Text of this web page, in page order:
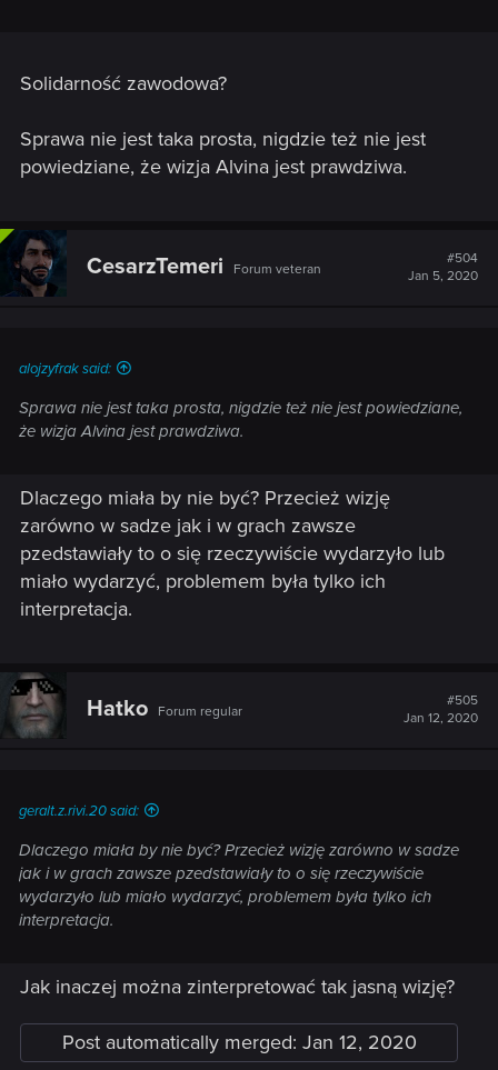
Solidarność zawodowa?
Sprawa nie jest taka prosta, nigdzie też nie jest
powiedziane, że wizja Alvina jest prawdziwa.
CesarzTemeri Forum veteran
#504
Jan 5, 2020
alojzyfrak said:
Sprawa nie jest taka prosta, nigdzie też nie jest powiedziane,
że wizja Alvina jest prawdziwa.
Dlaczego miała by nie być? Przecież wizję
zarówno w sadze jak i w grach zawsze
pzedstawiały to o się rzeczywiście wydarzyło lub
miało wydarzyć, problemem była tylko ich
interpretacja.
Hatko Forum regular
#505
Jan 12, 2020
geralt.z.rivi.20 said:
Dlaczego miała by nie być? Przecież wizję zarówno w sadze
jak i w grach zawsze pzedstawiały to o się rzeczywiście
wydarzyło lub miało wydarzyć, problemem była tylko ich
interpretacja.
Jak inaczej można zinterpretować tak jasną wizję?
Post automatically merged: Jan 12, 2020